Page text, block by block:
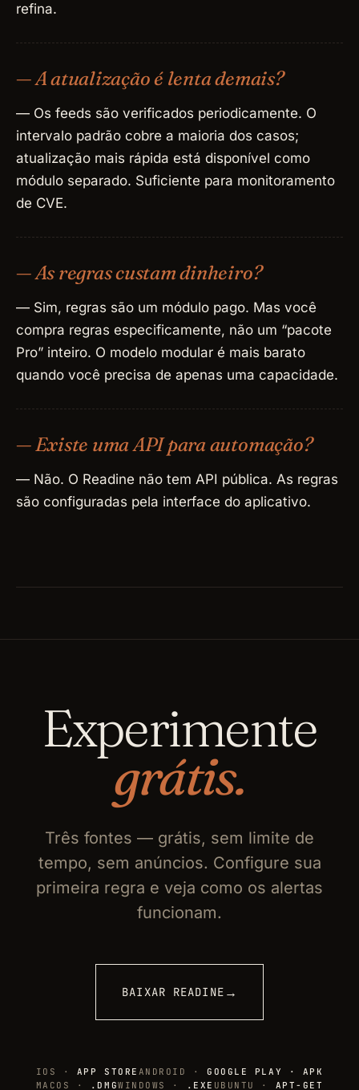
refina.
— A atualização é lenta demais?
— Os feeds são verificados periodicamente. O
intervalo padrão cobre a maioria dos casos;
atualização mais rápida está disponível como
módulo separado. Suficiente para monitoramento
de CVE.
— As regras custam dinheiro?
— Sim, regras são um módulo pago. Mas você
compra regras especificamente, não um “pacote
Pro” inteiro. O modelo modular é mais barato
quando você precisa de apenas uma capacidade.
— Existe uma API para automação?
— Não. O Readine não tem API pública. As regras
são configuradas pela interface do aplicativo.
Experimente
grátis.
Três fontes — grátis, sem limite de
tempo, sem anúncios. Configure sua
primeira regra e veja como os alertas
funcionam.
BAIXAR READINE →
IOS · APP STORE ANDROID ·GOOGLE PLAY · APK
MACOS ·
.DMGWINDOWS · .EXE UBUNTU · APT-GET